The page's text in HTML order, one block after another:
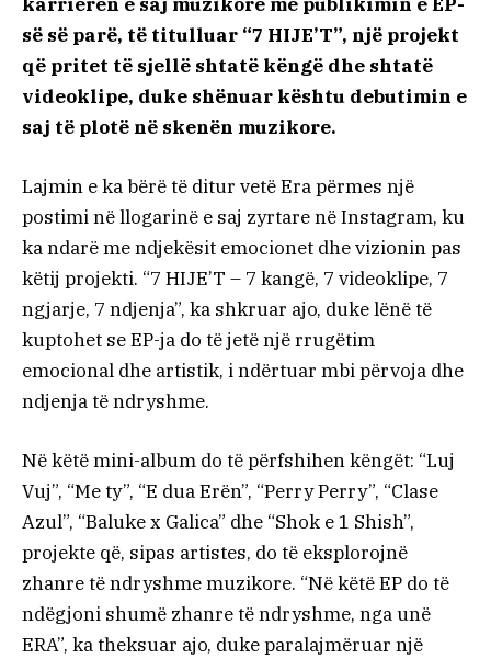
së së parë, të titulluar “7 HIJE’T”, një projekt
që pritet të sjellë shtatë këngë dhe shtatë
videoklipe, duke shënuar kështu debutimin e
saj të plotë në skenën muzikore.
Lajmin e ka bërë të ditur vetë Era përmes një
postimi në llogarinë e saj zyrtare në Instagram, ku
ka ndarë me ndjekësit emocionet dhe vizionin pas
këtij projekti. “7 HIJE’T – 7 kangë, 7 videoklipe, 7
ngjarje, 7 ndjenja”, ka shkruar ajo, duke lënë të
kuptohet se EP-ja do të jetë një rrugëtim
emocional dhe artistik, i ndërtuar mbi përvoja dhe
ndjenja të ndryshme.
Në këtë mini-album do të përfshihen këngët: “Luj
Vuj”, “Me ty”, “E dua Erën”, “Perry Perry”, “Clase
Azul”, “Baluke x Galica” dhe “Shok e 1 Shish”,
projekte që, sipas artistes, do të eksplorojnë
zhanre të ndryshme muzikore. “Në këtë EP do të
ndëgjoni shumë zhanre të ndryshme, nga unë
ERA”, ka theksuar ajo, duke paralajmëruar një